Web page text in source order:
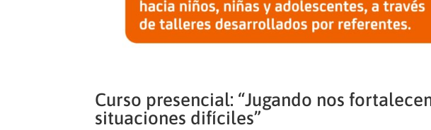
Curso presencial: “Jugando nos
situaciones difíciles”